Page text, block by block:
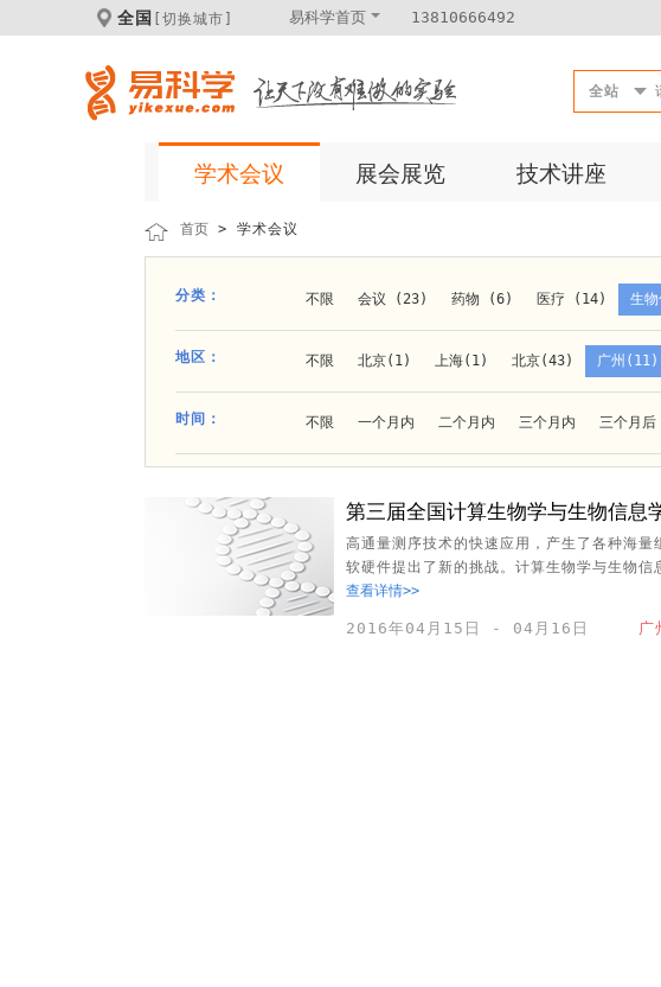
全国 [切换城市] 易科学首页 13810666492
全站
学术会议 展会展览 技术讲座
首页 > 学术会议
分类： 不限 会议 (23) 药物 (6) 医疗 (14) 生
成果转化 (2)
材料 (11) 材料化工 (1) 新材料 (1)
地区： 不限 北京(1) 上海(1) 北京(43) 广州(11)
南
时间： 不限 一个月内 二个月内 三个月内 三个月后
第三届全国计算生物学与生物信息
高通量测序技术的快速应用，产生了各种海
软硬件提出了新的挑战。计算生物学与生物
查看详情>>
2016年04月15日 - 04月16日 广